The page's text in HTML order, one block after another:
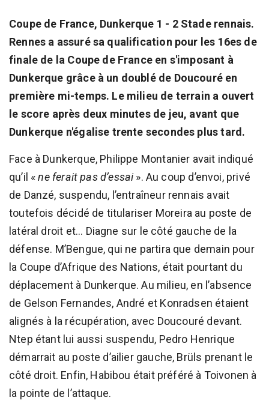
Coupe de France, Dunkerque 1 - 2 Stade rennais.
Rennes a assuré sa qualification pour les 16es de
finale de la Coupe de France en s'imposant à
Dunkerque grâce à un doublé de Doucouré en
première mi-temps. Le milieu de terrain a ouvert
le score après deux minutes de jeu, avant que
Dunkerque n'égalise trente secondes plus tard.
Face à Dunkerque, Philippe Montanier avait indiqué
qu’il «ne ferait pas d’essai». Au coup d’envoi, privé
de Danzé, suspendu, l’entraîneur rennais avait
toutefois décidé de titulariser Moreira au poste de
latéral droit et... Diagne sur le côté gauche de la
défense. M’Bengue, qui ne partira que demain pour
la Coupe d’Afrique des Nations, était pourtant du
déplacement à Dunkerque. Au milieu, en l’absence
de Gelson Fernandes, André et Konradsen étaient
alignés à la récupération, avec Doucouré devant.
Ntep étant lui aussi suspendu, Pedro Henrique
démarrait au poste d’ailier gauche, Brüls prenant le
côté droit. Enfin, Habibou était préféré à Toivonen à
la pointe de l’attaque.